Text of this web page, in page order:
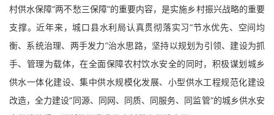
村供水保障“两不愁三保障”的重要内容，是实施乡村振兴战略的重要
支撑。近年来，城口县水利局认真贯彻落实习“节水优先、空间均
衡、系统治理、两手发力”治水思路，坚持以规划为引领、建设为抓
手、管理为载体，在全面保障农村饮水安全的同时，积极谋划城乡
供水一体化建设、集中供水规模化发展、小型供水工程规范化建设
改造，全力建设“同源、同网、同质、同服务、同监管”的城乡供水安